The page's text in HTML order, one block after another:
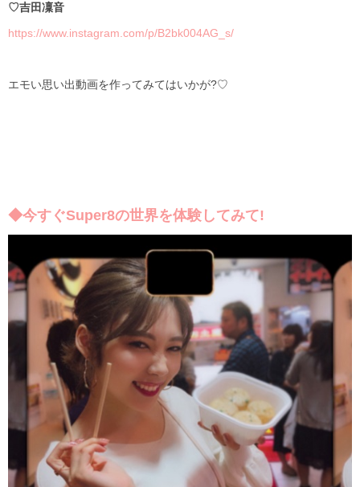
♡吉田凜音
https://www.instagram.com/p/B2bk004AG_s/
エモい思い出動画を作ってみてはいかが?♡
◆今すぐSuper8の世界を体験してみて!